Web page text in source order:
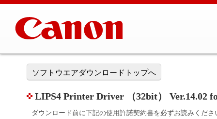
ソフトウエアダウンロードトップへ
LIPS4 Printer Driver （32bit） Ver.14.02
ダウンロード前に下記の使用許諾契約書を必ずお読みくださ